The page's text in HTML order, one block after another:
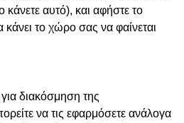
κάνετε αυτό), και αφήστε το
κάνει το χώρο σας να φαίνεται
για διακόσμηση της
να τις εφαρμόσετε ανάλογα